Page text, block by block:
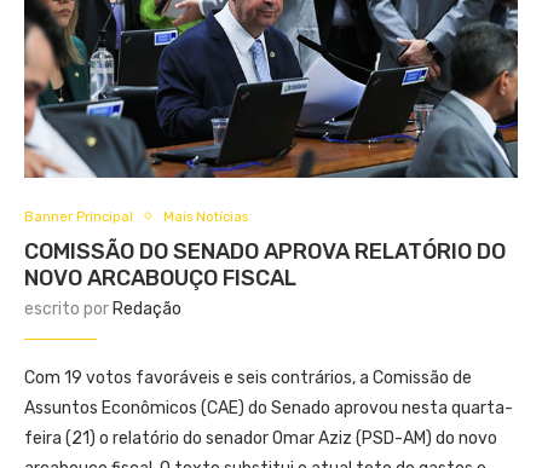
Banner Principal Mais Notícias
COMISSÃO DO SENADO APROVA RELATÓRIO DO
NOVO ARCABOUÇO FISCAL
escrito por Redação
Com 19 votos favoráveis e seis contrários, a Comissão de
Assuntos Econômicos (CAE) do Senado aprovou nesta quarta-
feira (21) o relatório do senador Omar Aziz (PSD-AM) do novo